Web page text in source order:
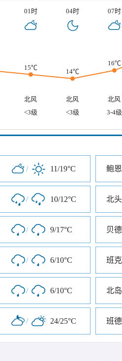
01时 04时 07时
15℃
14℃
16℃
北风 北风
北风
<3级 <3级 3-4级
/ 11/19°C 鲍
/ 10/12°C 北
/ 9/17°C 贝
/ 6/10°C
/ 6/10°C 北岛
/ 24/25°C 班